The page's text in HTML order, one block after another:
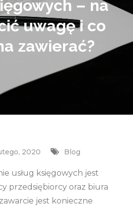
– na
uwagę i co
zawierać?
2020 Blog
usług księgowych jest
przedsiębiorcy oraz biura
jest konieczne